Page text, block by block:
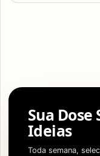
Sua Dose
Ideias
Toda semana,